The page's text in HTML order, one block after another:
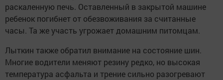
раскаленную печь. Оставленный в закрытой машине
ребенок погибнет от обезвоживания за считанные
часы. Та же участь угрожает домашним питомцам.
Лыткин также обратил внимание на состояние шин.
Многие водители меняют резину редко, но высокая
температура асфальта и трение сильно разогревают